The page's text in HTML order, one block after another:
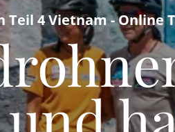
Teil 4 Vietnam - Online